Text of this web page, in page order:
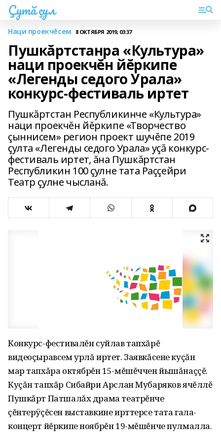
Çутă çул
Наци проекчĕсем 8 ОКТЯБРЯ 2019, 03:37
Пушкăртстанра «Культура»
наци проекчĕн йĕркипе
«Легенды седого Урала»
конкурс-фестиваль иртет
Пушкăртстан Республикинче «Культура»
наци проекчĕн йĕркипе «Творчество
çыннисем» регион проект шучĕпе 2019
çулта «Легенды седого Урала» уçă конкурс-
фестиваль иртет, ăна Пушкăртстан
Республикин 100 çулне тата Раççейри
Театр çулне чысланă.
Конкурс-фестивалĕн суйлав тапхăрĕ
видеоçыравсем урлă иртет. Заявкăсене куçăн
мар тапхăра октябрĕн 15-мĕшĕччен йышăнаççĕ.
Куçăн тапхăр Сибайри Арслан Мубаряков ячĕллĕ
Пушкăрт Патшалăх драма театрĕнче
çĕнтерÿçĕсен выставкине ирттерсе тата гала-
концерт йĕркипе ноябрĕн 19-мĕшĕнче пулмалла.